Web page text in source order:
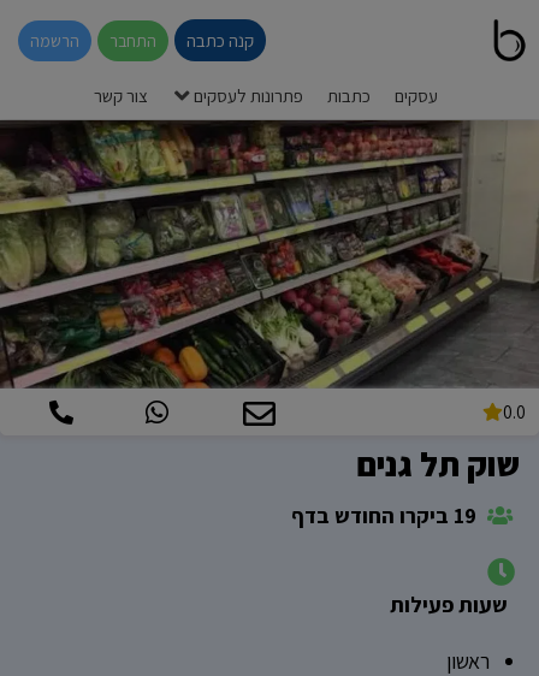
קנה כתבה התחבר הרשמה
עסקים כתבות פתרונות לעסקים צור קשר
0.0
שוק תל גנים
שעות פעילות
ראשון